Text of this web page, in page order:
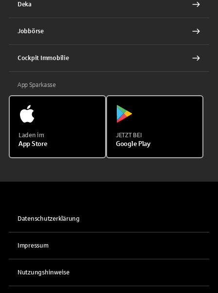
Deka
Jobbörse
Cockpit Immobilie
App Sparkasse
Laden im
App Store
JETZT BEI
Google Play
Datenschutzerklärung
Impressum
Nutzungshinweise